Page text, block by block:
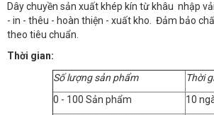
Dây chuyền sản xuất khép kín từ khâu nhập
- in - thêu - hoàn thiện - xuất kho. Đảm bảo
theo tiêu chuẩn.
Thời gian:
Số lượng sản phẩm
Thời
0 - 100 Sản phẩm
10